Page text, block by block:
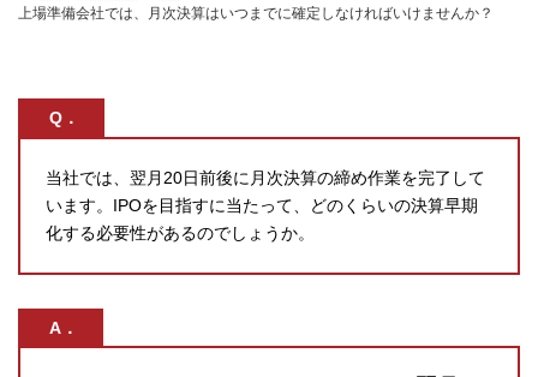
上場準備会社では、月次決算はいつまでに確定しなければいけませんか？
Q．
当社では、翌月20日前後に月次決算の締め作業を完了して
います。IPOを目指すに当たって、どのくらいの決算早期
化する必要性があるのでしょうか。
A．